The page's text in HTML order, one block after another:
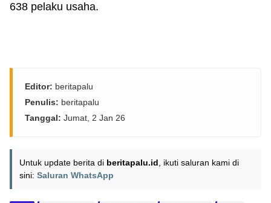
638 pelaku usaha.
Editor: beritapalu
Penulis: beritapalu
Tanggal: Jumat, 2 Jan 26
Untuk update berita di beritapalu.id , ikuti saluran kami di
sini: Saluran WhatsApp